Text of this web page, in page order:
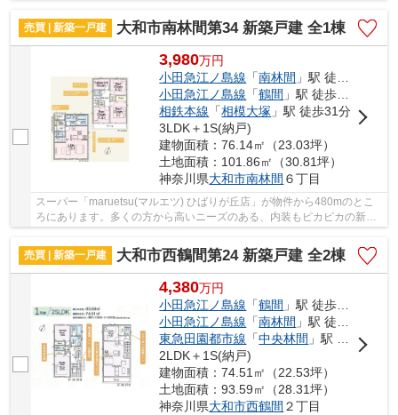
売買 | 新築一戸建
大和市南林間第34 新築戸建 全1棟
3,980万円
小田急江ノ島線 「南林間 」駅 徒歩21分
小田急江ノ島線 「鶴間 」駅 徒歩20分
相鉄本線 「相模大塚 」駅 徒歩31分
3LDK＋1S(納戸)
建物面積：76.14㎡（23.03坪）
土地面積：101.86㎡（30.81坪）
神奈川県大和市南林間 ６丁目
スーパー「maruetsu(マルエツ) ひばりが丘店」が物件から480mのとこ
ろにあります。多くの方から高いニーズのある、内装もピカピカの新築
売買 | 新築一戸建
大和市西鶴間第24 新築戸建 全2棟
4,380万円
小田急江ノ島線 「鶴間 」駅 徒歩11分
小田急江ノ島線 「南林間 」駅 徒歩13分
東急田園都市線 「中央林間 」駅 徒歩30分
2LDK＋1S(納戸)
建物面積：74.51㎡（22.53坪）
土地面積：93.59㎡（28.31坪）
神奈川県大和市西鶴間 ２丁目